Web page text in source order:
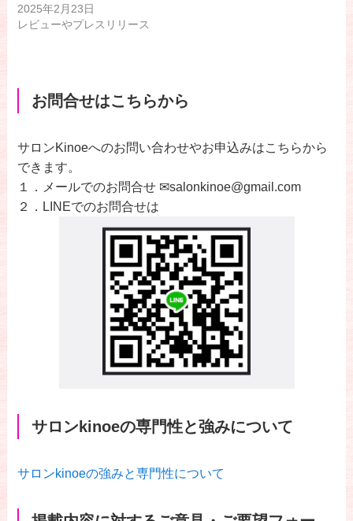
2025年2月23日
レビューやプレスリリース
お問合せはこちらから
サロンKinoeへのお問い合わせやお申込みはこちらから
できます。
１．メールでのお問合せ ✉salonkinoe@gmail.com
２．LINEでのお問合せは
サロンkinoeの専門性と強みについて
サロンkinoeの強みと専門性について